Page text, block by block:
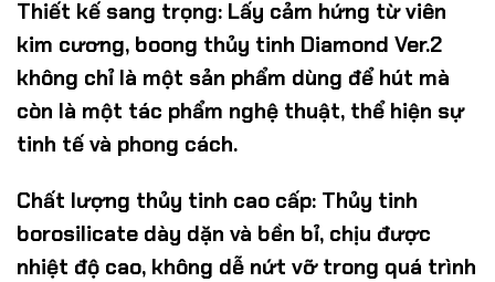
Thiết kế sang trọng: Lấy cảm hứng từ viên
kim cương, boong thủy tinh Diamond Ver.2
không chỉ là một sản phẩm dùng để hút mà
còn là một tác phẩm nghệ thuật, thể hiện sự
tinh tế và phong cách.
Chất lượng thủy tinh cao cấp: Thủy tinh
borosilicate dày dặn và bền bỉ, chịu được
nhiệt độ cao, không dễ nứt vỡ trong quá trình